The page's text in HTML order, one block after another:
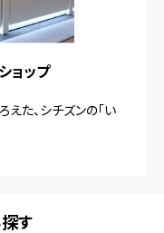
ョップ
た、シチズンの「い
す